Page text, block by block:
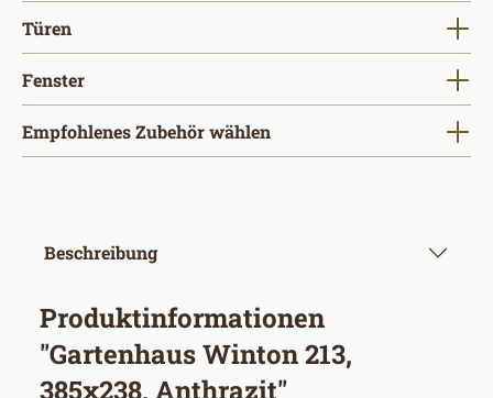
Türen
Fensterauswählen
Empfohlenes Zubehör wählen
Beschreibung
Produktinformationen
"Gartenhaus Winton 213,
385x238, Anthrazit"